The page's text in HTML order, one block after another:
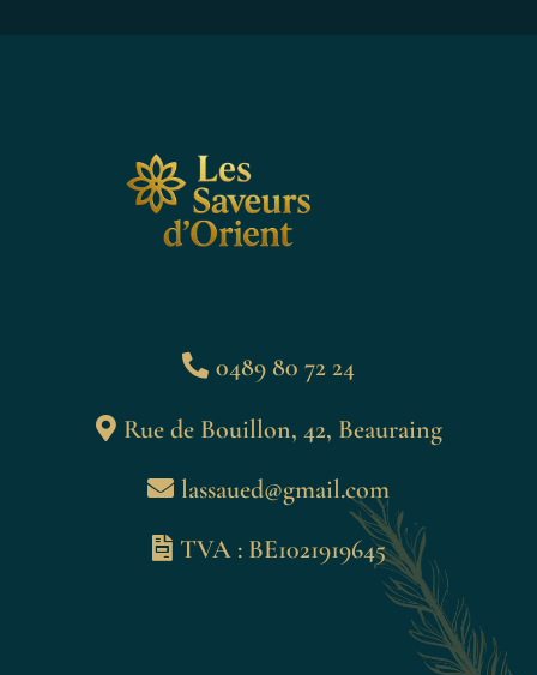
0489 80 72 24
Rue de Bouillon, 42, Beauraing
lassaued@gmail.com
TVA : BE1021919645